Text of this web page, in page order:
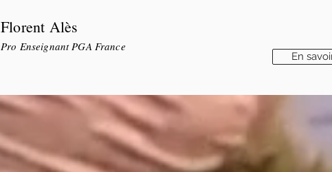
Florent Alès
Pro Enseignant PGA France
En